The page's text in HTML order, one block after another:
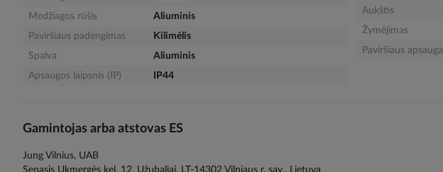
Medžiagos rūšis
Aliuminis
Paviršiaus padengimas
Kilimėlis
Spalva
Aliuminis
Apsaugos laipsnis (IP)
IP44
Aukštis
Žymėjimas
Paviršiaus apsauga
Gamintojas arba atstovas ES
Jung Vilnius, UAB